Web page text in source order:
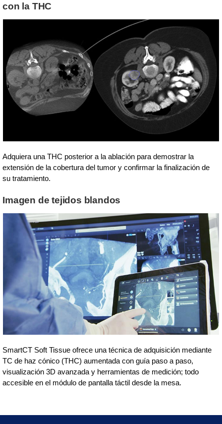
con la THC
Adquiera una THC posterior a la ablación para demostrar la
extensión de la cobertura del tumor y confirmar la finalización de
su tratamiento.
Imagen de tejidos blandos
SmartCT Soft Tissue ofrece una técnica de adquisición mediante
TC de haz cónico (THC) aumentada con guía paso a paso,
visualización 3D avanzada y herramientas de medición; todo
accesible en el módulo de pantalla táctil desde la mesa.